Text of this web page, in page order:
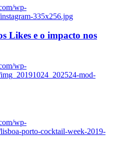
wp-
335x256.jpg
Likes e o impacto nos
wp-
mod-
wp-
porto-cocktail-week-2019-